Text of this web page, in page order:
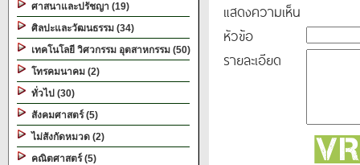
ศาสนาและปรัชญา (19)
ศิลปะและวัฒนธรรม (34)
เทคโนโลยี วิศวกรรม อุตสาหกรรม (50)
โทรคมนาคม (2)
ทั่วไป (30)
สังคมศาสตร์ (5)
ไม่สังกัดหมวด (2)
คณิตศาสตร์ (5)
แสดงความเห็น
หัวข้อ
รายละเอียด